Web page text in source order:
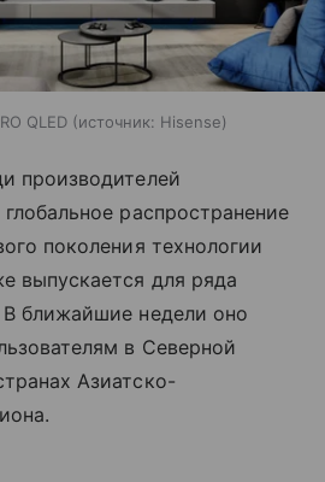
QLED источник: Hisense
производителей
глобальное распространение
поколения технологии
выпускается для ряда
ближайшие недели оно
в Северной
Азиатско-